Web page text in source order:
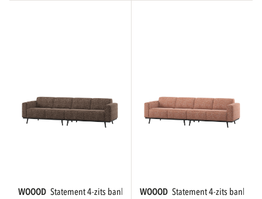
WOOOD statement 4-zits bank 280 cm bruin...
WOOOD statement 4-zits bank